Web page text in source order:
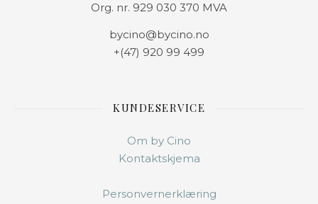
Org. nr. 929 030 370 MVA
bycino@bycino.no
+(47) 920 99 499
KUNDESERVICE
Om by Cino
Kontaktskjema
Personvernerklæring